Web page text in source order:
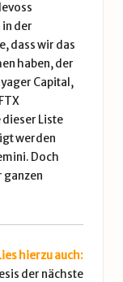
der
dass wir das
haben, der
Capital,
Liste
werden
Doch
ganzen
hierzu auch:
der nächste